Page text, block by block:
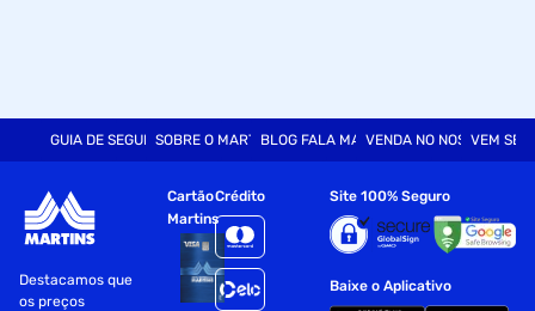
GUIA DE SEGURANÇASOBRE O MARTINSBLOG FALA MARTVENDA NO NOSSO SITE
VEM SER
Destacamos que
os preços
Cartão
Martins
Crédito Site 100% Seguro
Baixe o Aplicativo